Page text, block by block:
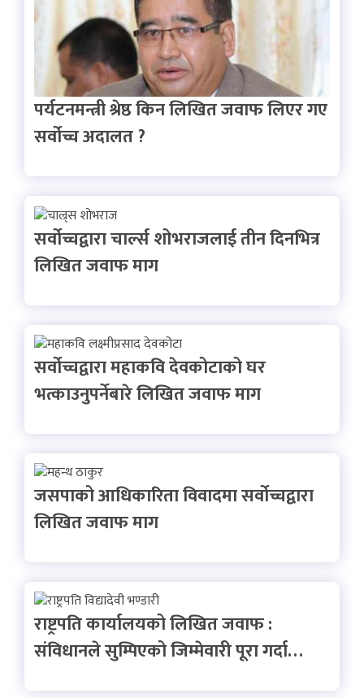
पर्यटनमन्त्री श्रेष्ठ किन लिखित जवाफ लिएर गए
सर्वोच्च अदालत ?
सर्वोच्चद्वारा चार्ल्स शोभराजलाई तीन दिनभित्र
लिखित जवाफ माग
सर्वोच्चद्वारा महाकवि देवकोटाको घर
भत्काउनुपर्नेबारे लिखित जवाफ माग
जसपाको आधिकारिता विवादमा सर्वोच्चद्वारा
लिखित जवाफ माग
राष्ट्रपति कार्यालयको लिखित जवाफ :
संविधानले सुम्पिएको जिम्मेवारी पूरा गर्दा…